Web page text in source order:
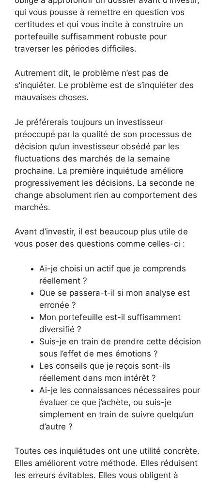
qui vous pousse à remettre en question vos
certitudes et qui vous incite à construire un
portefeuille suffisamment robuste pour
traverser les périodes difficiles.
Autrement dit, le problème n’est pas de
s’inquiéter. Le problème est de s’inquiéter des
mauvaises choses.
Je préférerais toujours un investisseur
préoccupé par la qualité de son processus de
décision qu’un investisseur obsédé par les
fluctuations des marchés de la semaine
prochaine. La première inquiétude améliore
progressivement les décisions. La seconde ne
change absolument rien au comportement des
marchés.
Avant d’investir, il est beaucoup plus utile de
vous poser des questions comme celles-ci :
Ai-je choisi un actif que je comprends
réellement ?
Que se passera-t-il si mon analyse est
erronée ?
Mon portefeuille est-il suffisamment
diversifié ?
Suis-je en train de prendre cette décision
sous l’effet de mes émotions ?
Les conseils que je reçois sont-ils
réellement dans mon intérêt ?
Ai-je les connaissances nécessaires pour
évaluer ce que j’achète, ou suis-je
simplement en train de suivre quelqu’un
d’autre ?
Toutes ces inquiétudes ont une utilité concrète.
Elles améliorent votre méthode. Elles réduisent
les erreurs évitables. Elles vous obligent à